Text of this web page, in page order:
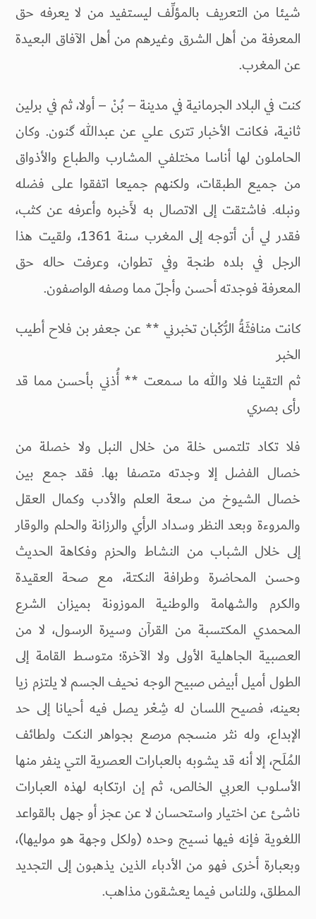
شيئا من التعريف بالمؤلِّف ليستفيد من لا يعرفه حق
المعرفة من أهل الشرق وغيرهم من أهل الآفاق البعيدة
عن المغرب.
كنت في البلاد الجرمانية في مدينة – بُنْ – أولا، ثم في برلین
ثانية، فكانت الأخبار تترى علي عن عبدالله گنون. وكان
الحاملون لها أناسا مختلفي المشارب والطباع والأذواق
من جميع الطبقات، ولكنهم جميعا اتفقوا على فضله
ونبله. فاشتقت إلى الاتصال به لأَخبره وأعرفه عن كثب،
فقدر لي أن أتوجه إلى المغرب سنة 1361، ولقيت هذا
الرجل في بلده طنجة وفي تطوان، وعرفت حاله حق
المعرفة فوجدته أحسن وأجلّ مما وصفه الواصفون.
كانت منافثَةُ الرُّكْبان تخبرني ** عن جعفر بن فلاح أطيب
الخبر
ثم التقينا فلا والله ما سمعت ** أُذني بأحسن مما قد
رأى بصري
فلا تكاد تلتمس خلة من خلال النبل ولا خصلة من
خصال الفضل إلا وجدته متصفا بها. فقد جمع بين
خصال الشيوخ من سعة العلم والأدب وكمال العقل
والمروءة وبعد النظر وسداد الرأي والرزانة والحلم والوقار
إلى خلال الشباب من النشاط والحزم وفكاهة الحديث
وحسن المحاضرة وطرافة النكتة، مع صحة العقيدة
والكرم والشهامة والوطنية الموزونة بميزان الشرع
المحمدي المكتسبة من القرآن وسيرة الرسول، لا من
العصبية الجاهلية الأولى ولا الآخرة؛ متوسط القامة إلى
الطول أميل أبيض صبيح الوجه نحيف الجسم لا يلتزم زيا
بعينه، فصيح اللسان له شِعْر يصل فيه أحيانا إلى حد
الإبداع، وله نثر منسجم مرصع بجواهر النكت ولطائف
المُلَح، إلا أنه قد يشوبه بالعبارات العصرية التي ينفر منها
الأسلوب العربي الخالص، ثم إن ارتكابه لهذه العبارات
ناشئ عن اختيار واستحسان لا عن عجز أو جهل بالقواعد
اللغوية فإنه فيها نسيج وحده (ولكل وجهة هو موليها)،
وبعبارة أخرى فهو من الأدباء الذين يذهبون إلى التجديد
المطلق، وللناس فيما يعشقون مذاهب.